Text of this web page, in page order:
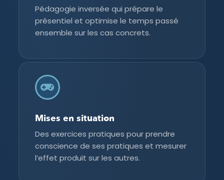
Pédagogie inversée qui prépare le
présentiel et optimise le temps passé
ensemble sur les cas concrets.
Mises en situation
Des exercices pratiques pour prendre
conscience de ses pratiques et mesurer
l’effet produit sur les autres.